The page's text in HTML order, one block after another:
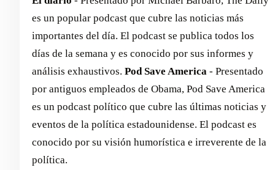
es un popular podcast que cubre las noticias más
importantes del día. El podcast se publica todos los
días de la semana y es conocido por sus informes y
análisis exhaustivos. Pod Save America - Presentado
por antiguos empleados de Obama, Pod Save America
es un podcast político que cubre las últimas noticias y
eventos de la política estadounidense. El podcast es
conocido por su visión humorística e irreverente de la
política.